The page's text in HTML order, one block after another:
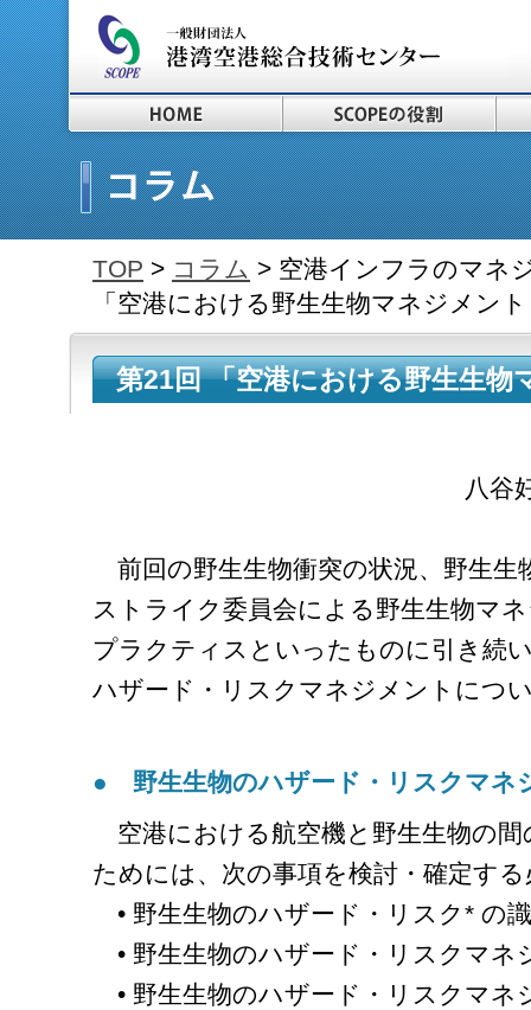
TOP > コラム > 空港インフラのマネ
「空港における野生生物マネジメン
第21回 「空港における野生生物
八谷
前回の野生生物衝突の状況、野生生
ストライク委員会による野生生物マ
プラクティスといったものに引き続
ハザード・リスクマネジメントにつ
● 野生生物のハザード・リスクマネ
空港における航空機と野生生物の間
ためには、次の事項を検討・確定す
• 野生生物のハザード・リスク* の
• 野生生物のハザード・リスクマネ
• 野生生物のハザード・リスクマネ